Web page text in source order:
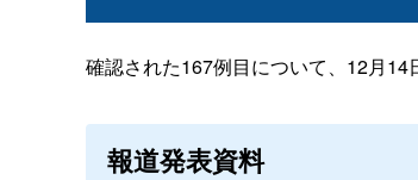
確認された167例目について、12月14
報道発表資料